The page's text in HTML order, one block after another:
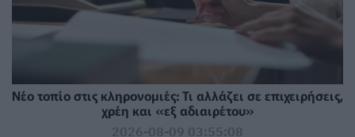
Νέο τοπίο στις κληρονομιές: Τι αλλάζει σε επιχειρήσεις,
χρέη και «εξ αδιαιρέτου»
2026-08-09 03:55:08